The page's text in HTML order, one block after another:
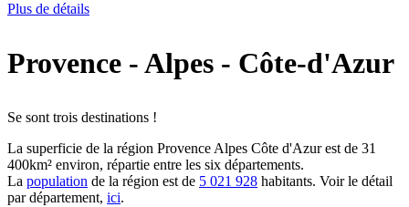
Plus de détails
Provence - Alpes - Côte-d'Azur
Se sont trois destinations !
La superficie de la région Provence Alpes Côte d'Azur est de 31
400km² environ, répartie entre les six départements.
La population de la région est de 5 021 928 habitants. Voir le détail
par département, ici.